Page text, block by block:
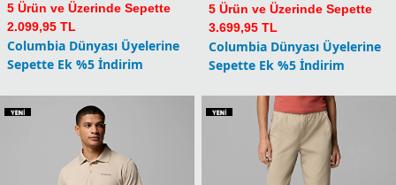
5 Ürün ve Üzerinde Sepette
2.099,95 TL
Columbia Dünyası Üyelerine
Sepette Ek %5 İndirim
5 Ürün ve Üzerinde Sepette
3.699,95 TL
Columbia Dünyası Üyelerine
Sepette Ek %5 İndirim